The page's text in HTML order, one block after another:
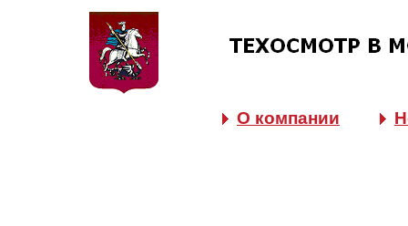
О компании